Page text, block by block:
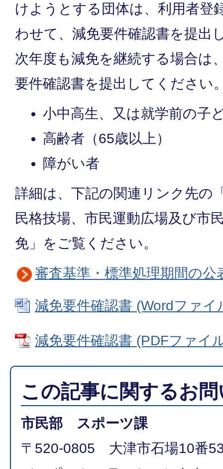
けようとする団体は、利用者登
わせて、減免要件確認書を提出
次年度も減免を継続する場合は
要件確認書を提出してください
小中高生、又は就学前の子
高齢者（65歳以上）
障がい者
詳細は、下記の関連リンク先の
民格技場、市民運動広場及び市
免」をご覧ください。
審査基準・標準処理期間の
減免要件確認書 (Wordファイ
減免要件確認書 (PDFファイ
この記事に関するお
市民部 スポーツ課
〒520-0805 大津市石場10番